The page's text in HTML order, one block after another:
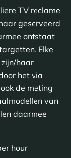
TV reclame
geserveerd
ontstaat
Elke
haar
het via
de meting
van
daarmee
hour